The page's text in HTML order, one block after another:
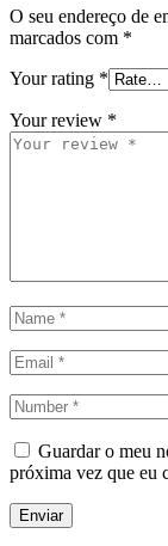
O seu endereço de
marcados com *
Your rating *
Your review *
Guardar o meu
próxima vez que eu
Enviar